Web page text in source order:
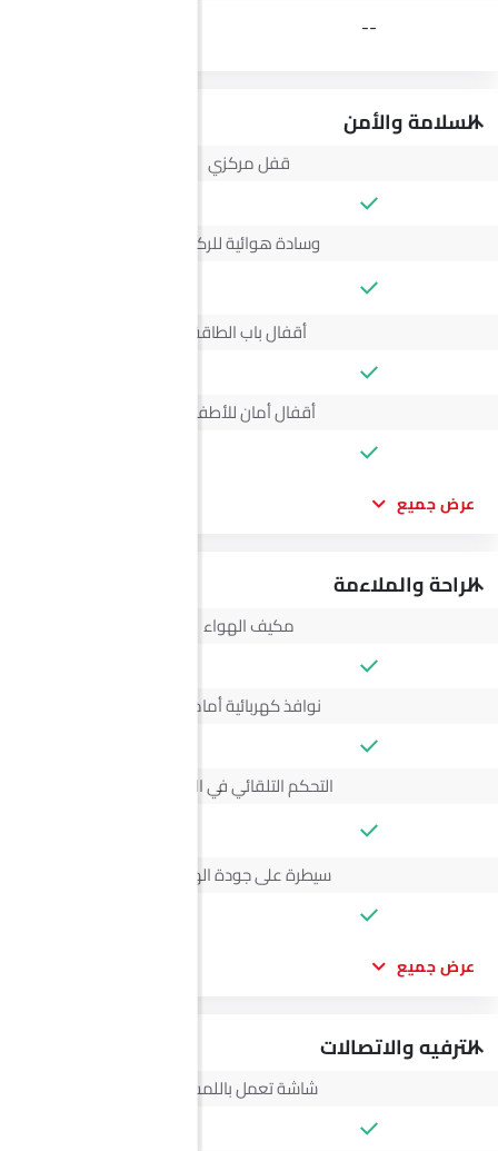
--
السلامة والأمن
قفل مركزي
وسادة هوائية للركاب
أقفال باب الطاقة
أقفال أمان للأطفال
عرض جميع
الراحة والملاءمة
مكيف الهواء
نوافذ كهربائية أمامية
التحكم التلقائي في المناخ
سيطرة على جودة الهواء
عرض جميع
الترفيه والاتصالات
شاشة تعمل باللمس